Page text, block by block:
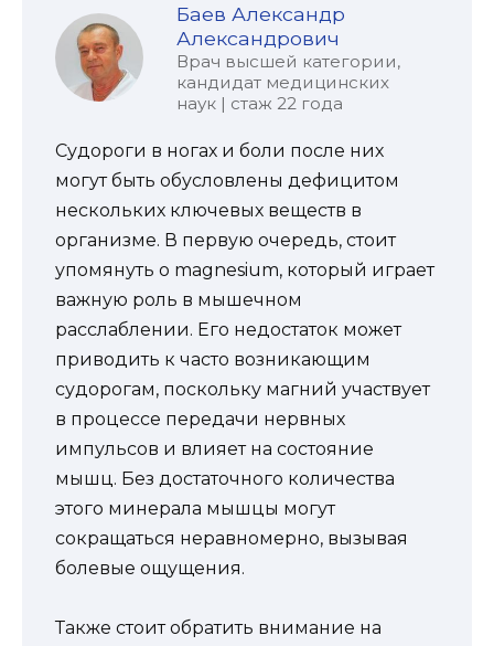
Баев Александр
Александрович
Врач высшей категории,
кандидат медицинских
наук | стаж 22 года
Судороги в ногах и боли после них
могут быть обусловлены дефицитом
нескольких ключевых веществ в
организме. В первую очередь, стоит
упомянуть о magnesium, который играет
важную роль в мышечном
расслаблении. Его недостаток может
приводить к часто возникающим
судорогам, поскольку магний участвует
в процессе передачи нервных
импульсов и влияет на состояние
мышц. Без достаточного количества
этого минерала мышцы могут
сокращаться неравномерно, вызывая
болевые ощущения.
Также стоит обратить внимание на